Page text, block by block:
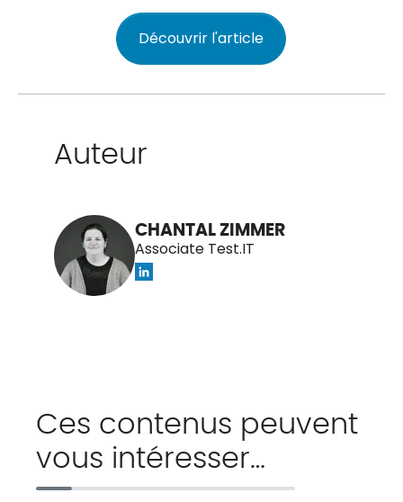
Découvrir l'article
Auteur
CHANTAL ZIMMER
Associate Test.IT
Ces contenus peuvent
vous intéresser…